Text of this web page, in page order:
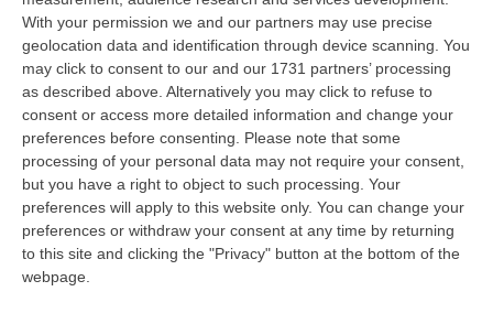
With your permission we and our partners may use precise
geolocation data and identification through device scanning. You
may click to consent to our and our 1731 partners’ processing
as described above. Alternatively you may click to refuse to
consent or access more detailed information and change your
preferences before consenting. Please note that some
processing of your personal data may not require your consent,
but you have a right to object to such processing. Your
preferences will apply to this website only. You can change your
preferences or withdraw your consent at any time by returning
to this site and clicking the "Privacy" button at the bottom of the
webpage.
Ciclovia Dei Parchi Della Calabria: Al Via La Messa In Sicurezza
Del Tratto Fabrizia – Serra San Bruno
“SERRA SAN BRUNO Partono i lavori di riqualificazione e miglioramento
della sicurezza lungo la Ciclovia dei Parchi della Calabria, concentra…
05 Agosto, 21:56
Tari, Senese: «Rendere Efficiente Il Sistema Per Ridurre I Costi
Per I Cittadini E Aumentare I Salari»
“CATANZARO A Lamezia Terme la Tari aumenta del 6,2% per le famiglie e
del 17% per le imprese; a Crotone del 6,9%; a Catanzaro dell’1,63%. A…
05 Agosto, 21:23